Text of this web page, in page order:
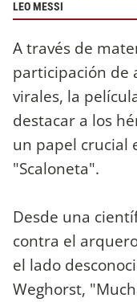
LEO MESSI
A través de
participación de
virales, la
destacar a los
un papel crucial
"Scaloneta".
Desde una
contra el
el lado
Weghorst,